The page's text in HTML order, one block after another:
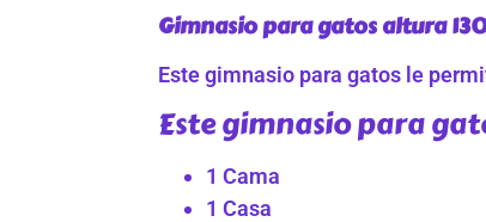
Gimnasio para gatos altura
Este gimnasio para gatos le
Este gimnasio para
1 Cama
1 Casa